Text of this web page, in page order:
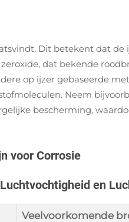
Dit betekent dat
dat bekende
op ijzer gebaseerde
Neem
bescherming,
voor Corrosie
en
Veelvoorkomende